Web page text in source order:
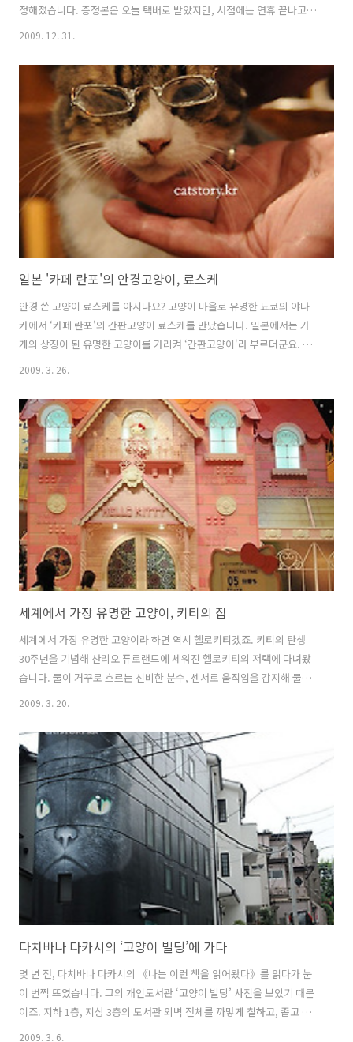
정해졌습니다. 증정본은 오늘 택배로 받았지만, 서점에는 연휴 끝나고 1
월 6일 이후에나 풀릴 것 같습니다. * 1월 4일 폭설 때문에 배본이 지연되
모리 리더기가 말을 안 들어서, 최종 표지 시안을 올려요. 올해 진행했던
일 중에 제일 큰 덩어리를 마무리짓고 한 해를 마감할 수 있어서 홀가분
합니다. 인터넷서점에 신간 정보가 업데이트되는 대로 자세한 정보 올릴
게요. 2009년에는 허리 때문에 고생했지만, 내년에는 몸도 건강해지고
마음도 굳건해지는 한해가 되었음 합니다. 사람도 고양이도 ..
2009. 12. 31.
일본 '카페 란포'의 안경고양이, 료스케
안경 쓴 고양이 료스케를 아시나요? 고양이 마을로 유명한 됴쿄의 야나
카에서 ‘카페 란포’의 간판고양이 료스케를 만났습니다. 일본에서는 가
게의 상징이 된 유명한 고양이를 가리켜 ‘간판고양이'라 부르더군요. 아
마도 '간판스타' 같은 개념인 듯합니다. 15살 먹은 할아버지 고양이 료스
아버지와 함께 늙어가는 고양이의 모습을 보니, 부럽기 그지없습니다. 저
도, 어디서 무슨 일을 하더라도 고양이와 함께 하는 삶을 살 수 있다면 좋
겠다고 늘 생각하지만, 아마 그럴 수 있으려면 자영업을 해야겠지요. 카
페 주인장 할아버지는 일본 추리소설가 에도가와 란포의 열렬한 팬이어
서, 찻집 이름도 아예 ‘란포’로 지었다고 합니다. 그런 까닭인지, 벽 곳곳
에 란포와 ..
2009. 3. 26.
세계에서 가장 유명한 고양이, 키티의 집
세계에서 가장 유명한 고양이라 하면 역시 헬로키티겠죠. 키티의 탄생
30주년을 기념해 산리오 퓨로랜드에 세워진 헬로키티의 저택에 다녀왔
습니다. 물이 거꾸로 흐르는 신비한 분수, 센서로 움직임을 감지해 물소
리를 들려주는 샤워실, 분홍빛 헬로키티 침구가 가득한 침실, 헬로키티
가득합니다. 달콤한 분홍색으로 온통 도배된 헬로키티의 집을 방문해 봅
니다. 내부공간이 그리 넓지는 않기 때문에 줄을 서서 기다려야 하지만,
그럼에도 불구하고 퓨로랜드에 들렀다면 한번쯤 가보아야 할 곳으로 손
꼽히는 건, 역시 헬로키티의 사랑스러움 때문이겠죠. 2층 발코니에는 드
레스를 입은 헬로키티 아가씨가 서서 손님들을 환영합니다. 문을 열고 들
어서면 물이 거꾸로 솟는..
2009. 3. 20.
다치바나 다카시의 ‘고양이 빌딩’에 가다
몇 년 전, 다치바나 다카시의 《나는 이런 책을 읽어왔다》를 읽다가 눈
이 번쩍 뜨였습니다. 그의 개인도서관 ‘고양이 빌딩’ 사진을 보았기 때문
이죠. 지하 1층, 지상 3층의 도서관 외벽 전체를 까맣게 칠하고, 좁고 길
쭉한 계단 벽에 거대한 검은 고양이 얼굴을 그려넣은 고양이 빌딩은 부럽
2009. 3. 6.